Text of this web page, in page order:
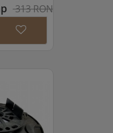
313 RON